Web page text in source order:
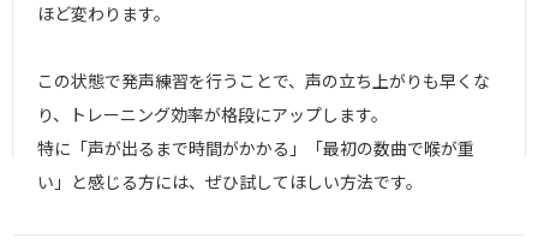
ほど変わります。
この状態で発声練習を行うことで、声の立ち上がりも早くな
り、トレーニング効率が格段にアップします。
特に「声が出るまで時間がかかる」「最初の数曲で喉が重
い」と感じる方には、ぜひ試してほしい方法です。